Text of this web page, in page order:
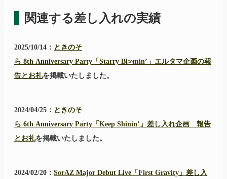
関連する差し入れの実績
2025/10/14： ときのそ
ら 8th Anniversary Party「Starry Bl∞min’」エルタマ企画の報
告とお礼を掲載いたしました。
2024/04/25： ときのそ
ら 6th Anniversary Party「Keep Shinin’」差し入れ企画 報告
とお礼を掲載いたしました。
2024/02/20： SorAZ Major Debut Live「First Gravity」差し入